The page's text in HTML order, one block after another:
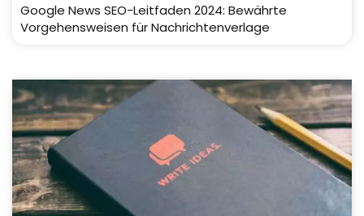
Google News SEO-Leitfaden 2024: Bewährte
Vorgehensweisen für Nachrichtenverlage